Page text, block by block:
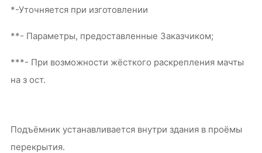
*-Уточняется при изготовлении
**- Параметры, предоставленные Заказчиком;
***- При возможности жёсткого раскрепления мачты
на з ост.
Подъёмник устанавливается внутри здания в проёмы
перекрытия.